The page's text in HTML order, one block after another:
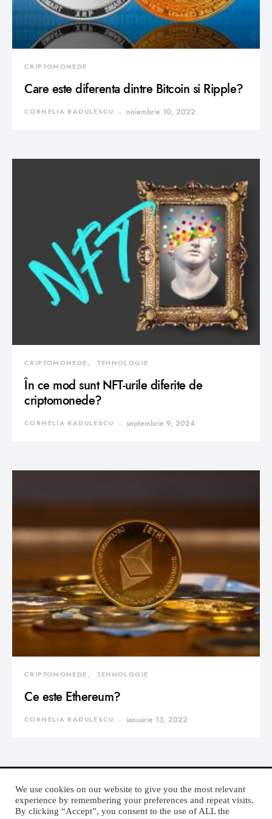
CRIPTOMONEDE
Care este diferenta dintre Bitcoin si Ripple?
CORNELIA RADULESCU noiembrie 10, 2022
CRIPTOMONEDE TEHNOLOGIE
În ce mod sunt NFT-urile diferite de
criptomonede?
CORNELIA RADULESCU septembrie 9, 2024
CRIPTOMONEDE TEHNOLOGIE
Ce este Ethereum?
CORNELIA RADULESCU ianuarie 13, 2022
We use cookies on our website to give you the most relevant
experience by remembering your preferences and repeat visits.
By clicking “Accept”, you consent to the use of ALL the